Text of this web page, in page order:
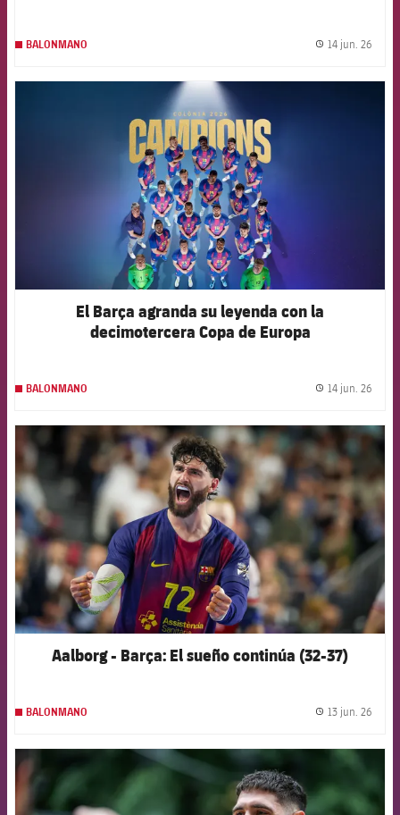
BALONMANO 14 jun. 26
FCB Barcelona badge
El Barça agranda su leyenda con la
decimotercera Copa de Europa
BALONMANO 14 jun. 26
FCB Barcelona badge
Aalborg - Barça: El sueño continúa (32-37)
BALONMANO 13 jun. 26
FCB Barcelona badge